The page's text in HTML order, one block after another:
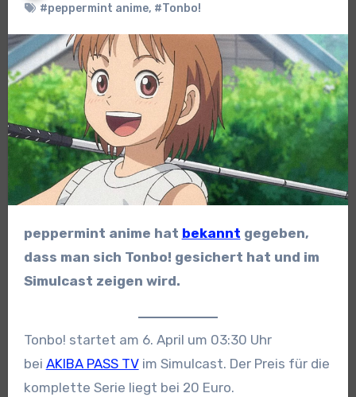
#peppermint anime, #Tonbo!
peppermint anime hat bekannt gegeben,
dass man sich Tonbo! gesichert hat und im
Simulcast zeigen wird.
Tonbo! startet am 6. April um 03:30 Uhr
bei AKIBA PASS TVim Simulcast. Der Preis für die
komplette Serie liegt bei 20 Euro.